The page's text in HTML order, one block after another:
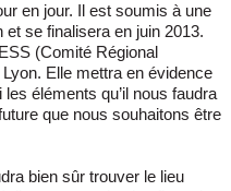
en jour. Il est soumis à une
se finalisera en juin 2013.
(Comité Régional
Elle mettra en évidence
éléments qu’il nous faudra
que nous souhaitons être
bien sûr trouver le lieu